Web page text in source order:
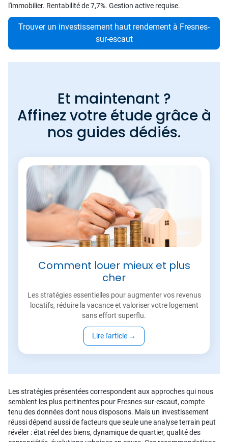
l'immobilier. Rentabilité de 7,7%. Gestion active requise.
Trouver un investissement haut rendement à Fresnes-
sur-escaut
Et maintenant ?
Affinez votre étude grâce à
nos guides dédiés.
Comment louer mieux et plus
cher
Les stratégies essentielles pour augmenter vos revenus
locatifs, réduire la vacance et valoriser votre logement
sans effort superflu.
Lire l'article →
Les stratégies présentées correspondent aux approches qui nous
semblent les plus pertinentes pour Fresnes-sur-escaut, compte
tenu des données dont nous disposons. Mais un investissement
réussi dépend aussi de facteurs que seule une analyse terrain peut
révéler : état réel des biens, dynamique de quartier, qualité des